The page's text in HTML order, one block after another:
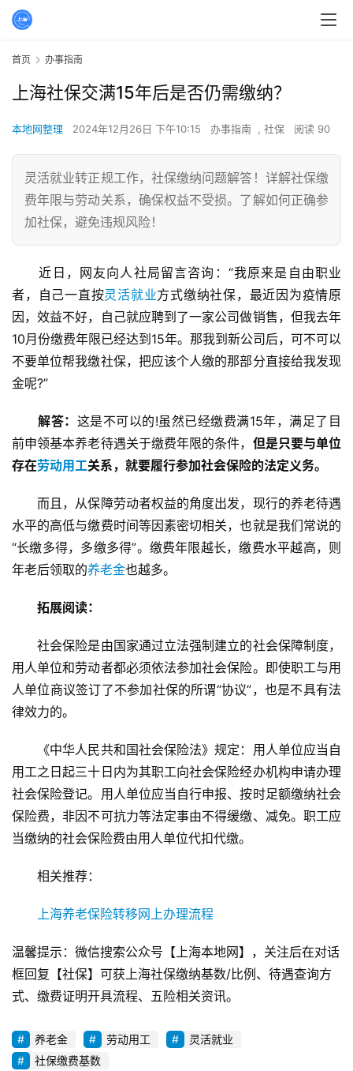
首页 办事指南
上海社保交满15年后是否仍需缴纳？
本地网整理 2024年12月26日 下午10:15 办事指南 , 社保 阅读 90
灵活就业转正规工作，社保缴纳问题解答！详解社保缴
费年限与劳动关系，确保权益不受损。了解如何正确参
加社保，避免违规风险！
近日，网友向人社局留言咨询：“我原来是自由职业
者，自己一直按灵活就业方式缴纳社保，最近因为疫情原
因，效益不好，自己就应聘到了一家公司做销售，但我去年
10月份缴费年限已经达到15年。那我到新公司后，可不可以
不要单位帮我缴社保，把应该个人缴的那部分直接给我发现
金呢?”
解答： 这是不可以的!虽然已经缴费满15年，满足了目
前申领基本养老待遇关于缴费年限的条件， 但是只要与单位
存在劳动用工关系，就要履行参加社会保险的法定义务。
而且，从保障劳动者权益的角度出发，现行的养老待遇
水平的高低与缴费时间等因素密切相关，也就是我们常说的
“长缴多得，多缴多得”。缴费年限越长，缴费水平越高，则
年老后领取的养老金也越多。
拓展阅读：
社会保险是由国家通过立法强制建立的社会保障制度，
用人单位和劳动者都必须依法参加社会保险。即使职工与用
人单位商议签订了不参加社保的所谓“协议”，也是不具有法
律效力的。
《中华人民共和国社会保险法》规定：用人单位应当自
用工之日起三十日内为其职工向社会保险经办机构申请办理
社会保险登记。用人单位应当自行申报、按时足额缴纳社会
保险费，非因不可抗力等法定事由不得缓缴、减免。职工应
当缴纳的社会保险费由用人单位代扣代缴。
相关推荐：
上海养老保险转移网上办理流程
温馨提示：微信搜索公众号【上海本地网】，关注后在对话
框回复【社保】可获上海社保缴纳基数/比例、待遇查询方
式、缴费证明开具流程、五险相关资讯。
养老金 劳动用工
灵活就业
社保缴费基数